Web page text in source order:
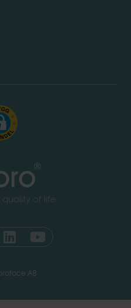
of life
AB